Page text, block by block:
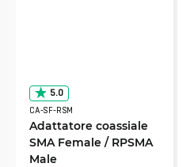
5.0
CA-SF-RSM
Adattatore coassiale
SMA Female / RPSMA
Male